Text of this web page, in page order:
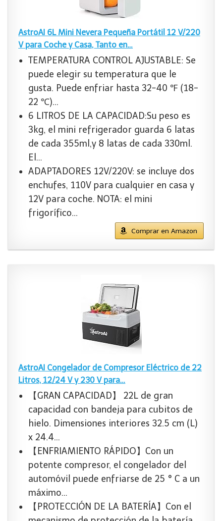
AstroAI 6L Mini Nevera Pequeña Portátil 12 V/220
V para Coche y Casa, Tanto en…
TEMPERATURA CONTROL AJUSTABLE: Se
puede elegir su temperatura que le
gusta. Puede enfriar hasta 32-40 ℉ (18-
22 ℃)…
6 LITROS DE LA CAPACIDAD:Su peso es
3kg, el mini refrigerador guarda 6 latas
de cada 355ml,y 8 latas de cada 330ml.
El…
ADAPTADORES 12V/220V: se incluye dos
enchufes, 110V para cualquier en casa y
12V para coche. NOTA: el mini
frigorífico…
Comprar en Amazon
AstroAI Congelador de Compresor Eléctrico de 22
Litros, 12/24 V y 230 V para…
【GRAN CAPACIDAD】 22L de gran
capacidad con bandeja para cubitos de
hielo. Dimensiones interiores 32.5 cm (L)
x 24.4…
【ENFRIAMIENTO RÁPIDO】Con un
potente compresor, el congelador del
automóvil puede enfriarse de 25 ° C a un
máximo…
【PROTECCIÓN DE LA BATERÍA】Con el